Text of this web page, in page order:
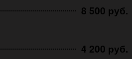
8 500 руб.
4 200 руб.